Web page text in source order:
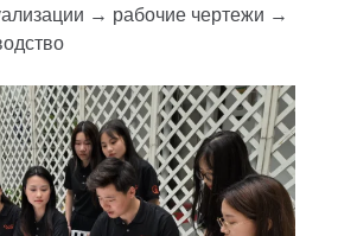
→ рабочие чертежи →